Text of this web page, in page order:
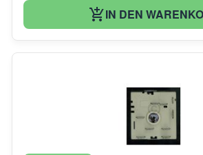
IN DEN